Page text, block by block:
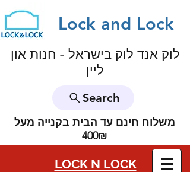
Lock and Lock
לוק אנד לוק בישראל - חנות און
ליין
Search
משלוח חינם עד הבית בקנייה מעל
400₪
LOCK N LOCK